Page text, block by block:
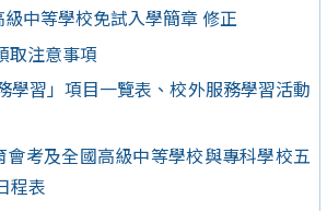
中等學校免試入學簡章 修正
取注意事項
學習」項目一覽表、校外服務學習活動
會考及全國高級中等學校與專科學校五
程表